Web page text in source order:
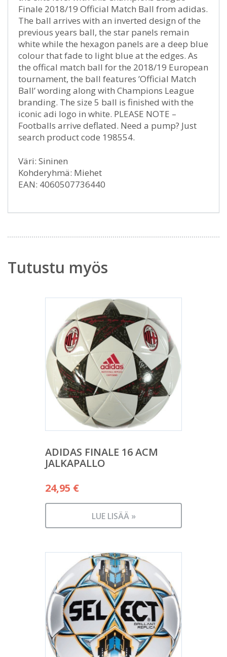
Finale 2018/19 Official Match Ball from adidas.
The ball arrives with an inverted design of the
previous years ball, the star panels remain
white while the hexagon panels are a deep blue
colour that fade to light blue at the edges. As
the offical match ball for the 2018/19 European
tournament, the ball features ’Official Match
Ball’ wording along with Champions League
branding. The size 5 ball is finished with the
iconic adi logo in white. PLEASE NOTE –
Footballs arrive deflated. Need a pump? Just
search product code 198554.
Väri: Sininen
Kohderyhmä: Miehet
EAN: 4060507736440
Tutustu myös
ADIDAS FINALE 16 ACM
JALKAPALLO
24,95 €
LUE LISÄÄ »